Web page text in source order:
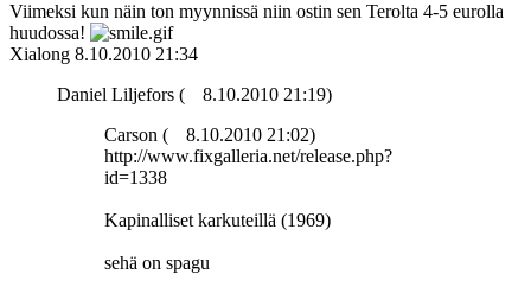
Viimeksi kun näin ton myynnissä niin ostin sen Terolta 4-5 eurolla
huudossa!
Xialong 8.10.2010 21:34
Daniel Liljefors (
8.10.2010 21:19)
Carson (
8.10.2010 21:02)
http://www.fixgalleria.net/release.php?
id=1338
Kapinalliset karkuteillä (1969)
sehä on spagu